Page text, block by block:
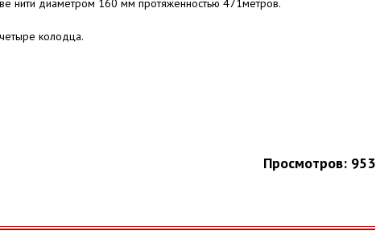
нити диаметром 160 мм протяженностью 471метров.
колодца.
Просмотров: 953